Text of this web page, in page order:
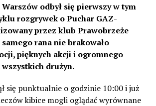
odbył się pierwszy w tym
rozgrywek o Puchar GAZ-
przez klub Prawobrzeże
rana nie brakowało
pięknych akcji i ogromnego
drużyn.
się punktualnie o godzinie 10:00 i już
kibice mogli oglądać wyrównane